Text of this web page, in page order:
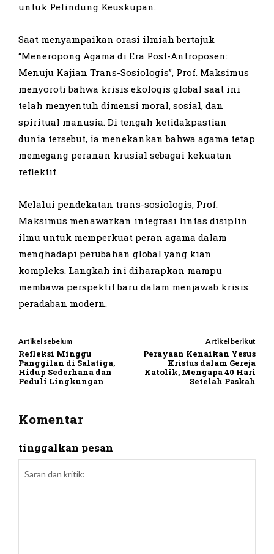
untuk Pelindung Keuskupan.
Saat menyampaikan orasi ilmiah bertajuk
“Meneropong Agama di Era Post-Antroposen:
Menuju Kajian Trans-Sosiologis”, Prof. Maksimus
menyoroti bahwa krisis ekologis global saat ini
telah menyentuh dimensi moral, sosial, dan
spiritual manusia. Di tengah ketidakpastian
dunia tersebut, ia menekankan bahwa agama tetap
memegang peranan krusial sebagai kekuatan
reflektif.
Melalui pendekatan trans-sosiologis, Prof.
Maksimus menawarkan integrasi lintas disiplin
ilmu untuk memperkuat peran agama dalam
menghadapi perubahan global yang kian
kompleks. Langkah ini diharapkan mampu
membawa perspektif baru dalam menjawab krisis
peradaban modern.
Artikel sebelum
Refleksi Minggu
Panggilan di Salatiga,
Hidup Sederhana dan
Peduli Lingkungan
Artikel berikut
Perayaan Kenaikan Yesus
Kristus dalam Gereja
Katolik, Mengapa 40 Hari
Setelah Paskah
Komentar
tinggalkan pesan